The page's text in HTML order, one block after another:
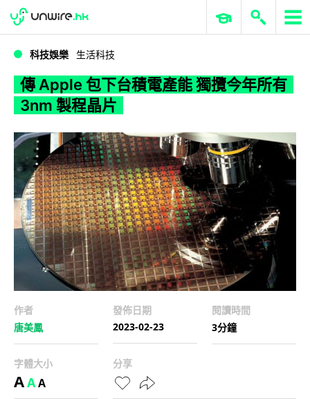
WWDC 2026 ERP 與商業 AI
科技娛樂 生活科技
傳 Apple 包下台積電產能 獨攬今年所有
3nm 製程晶片
作者
唐美鳳
發佈日期
2023-02-23
閱讀時間
3分鐘
字體大小
AAA
分享